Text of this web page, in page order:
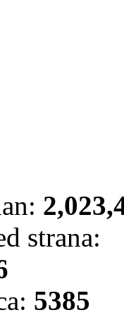
strana:
5385